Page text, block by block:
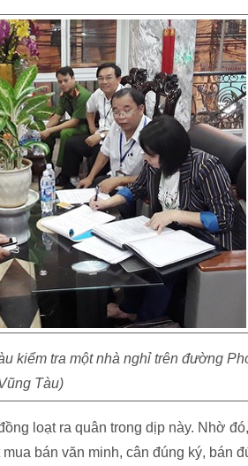
kiểm tra một nhà nghỉ trên đường
Tàu)
loạt ra quân trong dịp này. Nhờ
bán văn minh, cân đúng ký, bán